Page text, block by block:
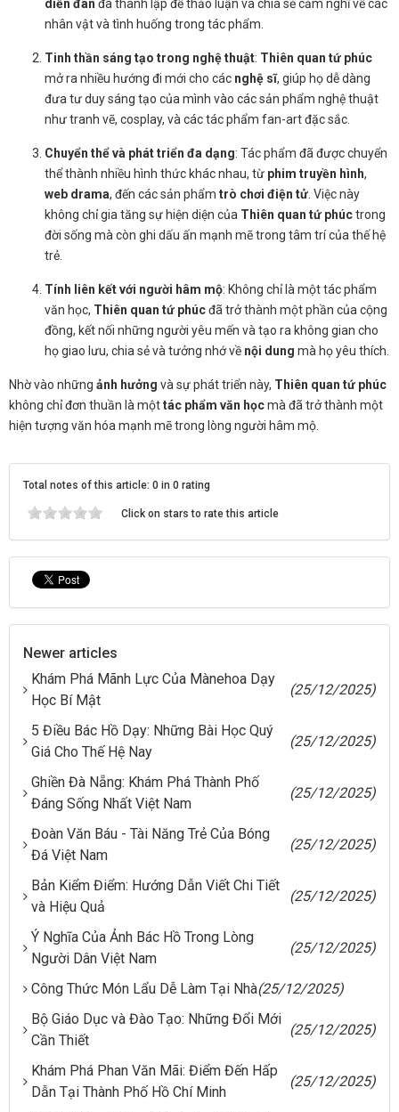
diễn đàn đã thành lập để thảo luận và chia sẻ cảm nghĩ về các
nhân vật và tình huống trong tác phẩm.
Tinh thần sáng tạo trong nghệ thuật: Thiên quan tứ phúc
mở ra nhiều hướng đi mới cho các nghệ sĩ, giúp họ dễ dàng
đưa tư duy sáng tạo của mình vào các sản phẩm nghệ thuật
như tranh vẽ, cosplay, và các tác phẩm fan-art đặc sắc.
Chuyển thể và phát triển đa dạng: Tác phẩm đã được chuyển
thể thành nhiều hình thức khác nhau, từ phim truyền hình,
web drama, đến các sản phẩm trò chơi điện tử . Việc này
không chỉ gia tăng sự hiện diện của Thiên quan tứ phúctrong
đời sống mà còn ghi dấu ấn mạnh mẽ trong tâm trí của thế hệ
trẻ.
Tính liên kết với người hâm mộ: Không chỉ là một tác phẩm
văn học, Thiên quan tứ phúcđã trở thành một phần của cộng
đồng, kết nối những người yêu mến và tạo ra không gian cho
họ giao lưu, chia sẻ và tưởng nhớ về nội dung mà họ yêu thích.
Nhờ vào những ảnh hưởng và sự phát triển này, Thiên quan tứ phúc
không chỉ đơn thuần là mộttác phẩm văn họcmà đã trở thành một
hiện tượng văn hóa mạnh mẽ trong lòng người hâm mộ.
Total notes of this article: 0 in 0 rating
Click on stars to rate this article
Newer articles
Khám Phá Mãnh Lực Của Mànehoa Dạy
Học Bí Mật
(25/12/2025)
5 Điều Bác Hồ Dạy: Những Bài Học Quý
Giá Cho Thế Hệ Nay
(25/12/2025)
Ghiền Đà Nẵng: Khám Phá Thành Phố
Đáng Sống Nhất Việt Nam
(25/12/2025)
Đoàn Văn Báu - Tài Năng Trẻ Của Bóng
Đá Việt Nam
(25/12/2025)
Bản Kiểm Điểm: Hướng Dẫn Viết Chi Tiết
và Hiệu Quả
(25/12/2025)
Ý Nghĩa Của Ảnh Bác Hồ Trong Lòng
Người Dân Việt Nam
(25/12/2025)
Công Thức Món Lẩu Dễ Làm Tại Nhà(25/12/2025)
Bộ Giáo Dục và Đào Tạo: Những Đổi Mới
Cần Thiết
(25/12/2025)
Khám Phá Phan Văn Mãi: Điểm Đến Hấp
Dẫn Tại Thành Phố Hồ Chí Minh
(25/12/2025)